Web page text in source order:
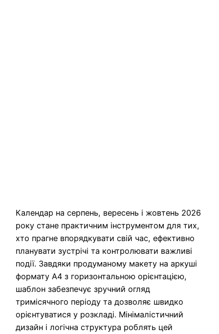
Календар на серпень, вересень і жовтень 2026
року стане практичним інструментом для тих,
хто прагне впорядкувати свій час, ефективно
планувати зустрічі та контролювати важливі
події. Завдяки продуманому макету на аркуші
формату A4 з горизонтальною орієнтацією,
шаблон забезпечує зручний огляд
тримісячного періоду та дозволяє швидко
орієнтуватися у розкладі. Мінімалістичний
дизайн і логічна структура роблять цей